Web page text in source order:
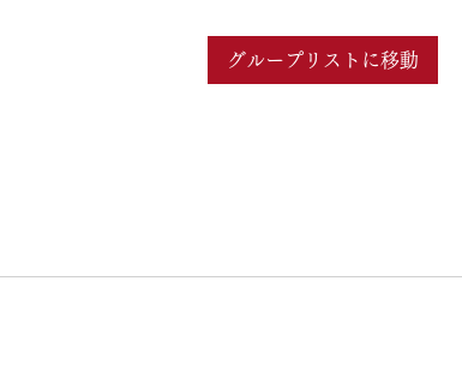
グループリストに移動